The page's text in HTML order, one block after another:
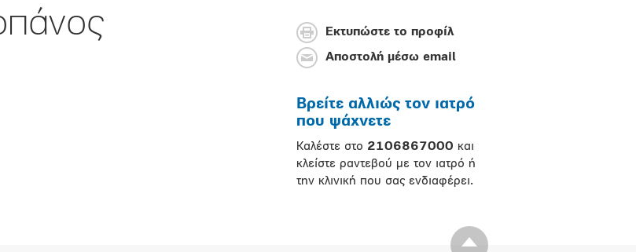
Εκτυπώστε το προφίλ
Αποστολή μέσω email
Βρείτε αλλιώς τον ιατρό
που ψάχνετε
Καλέστε στο 2106867000 και
κλείστε ραντεβού με τον ιατρό ή
την κλινική που σας ενδιαφέρει.